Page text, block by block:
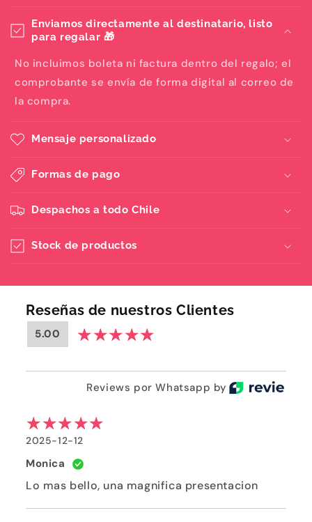
Enviamos directamente al destinatario, listo
para regalar 🎁
No incluimos boleta ni factura dentro del regalo; el
comprobante se envía de forma digital al correo de
la compra.
Mensaje personalizado
Formas de pago
Despachos a todo Chile
Stock de productos
Reseñas de nuestros Clientes
5.00
Reviews por Whatsapp by
2025-12-12
Monica
Lo mas bello, una magnifica presentacion